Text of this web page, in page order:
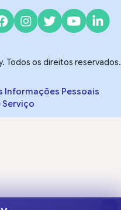
Todos os direitos reservados.
Informações Pessoais
Serviço